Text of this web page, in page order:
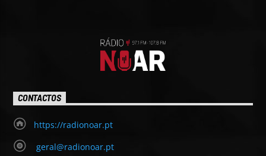
CONTACTOS
https://radionoar.pt
geral@radionoar.pt